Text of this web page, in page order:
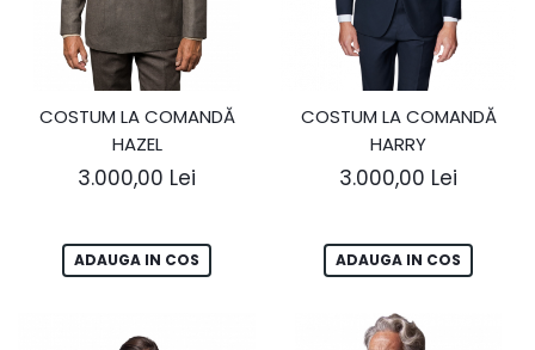
COSTUM LA COMANDĂ
HAZEL
3.000,00 Lei
ADAUGA IN COS
COSTUM LA COMANDĂ
HARRY
3.000,00 Lei
ADAUGA IN COS